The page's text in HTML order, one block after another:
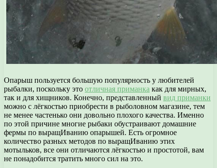
Опарыш пользуется большую популярность у любителей
рыбалки, поскольку это отличная приманка как для мирных,
так и для хищников. Конечно, представленный вид приманки
можно с лёгкостью приобрести в рыболовном магазине, тем
не менее частенько они довольно плохого качества. Именно
по этой причине многие рыбаки обустраивают домашние
фермы по выращИванию опарышей. Есть огромное
количество разных методов по выращИванию этих
мотыльков, все они отличаются лёгкостью и простотой, вам
не понадобится тратить много сил на это.